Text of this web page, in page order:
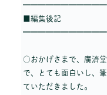
■編集後記
○おかげさまで、廣済
で、とても面白いし、
ていただきました。